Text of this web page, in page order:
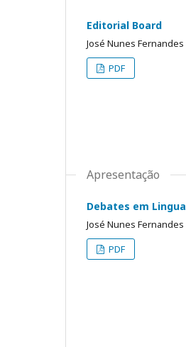
Editorial Board
José Nunes Fernandes
PDF
Apresentação
Debates em
José Nunes Fernandes
PDF